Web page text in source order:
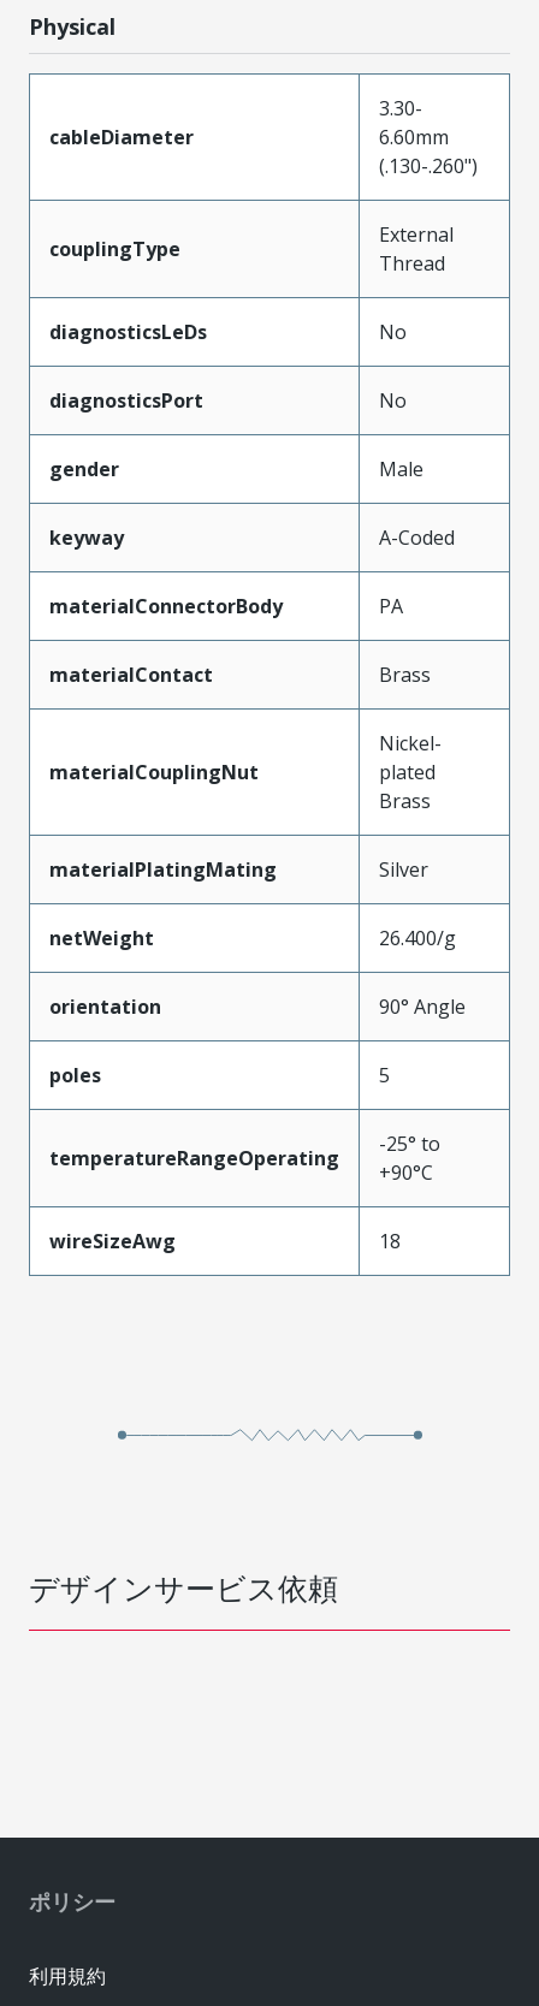
Physical
cableDiameter
3.30-
6.60mm
(.130-.260")
couplingType
External
Thread
diagnosticsLeDs No
diagnosticsPort No
gender Male
keyway A-Coded
materialConnectorBody PA
materialContact Brass
materialCouplingNut
Nickel-
plated
Brass
materialPlatingMating Silver
netWeight 26.400/g
orientation 90° Angle
poles 5
temperatureRangeOperating
-25° to
+90°C
wireSizeAwg 18
デザインサービス依頼
ポリシー
利用規約